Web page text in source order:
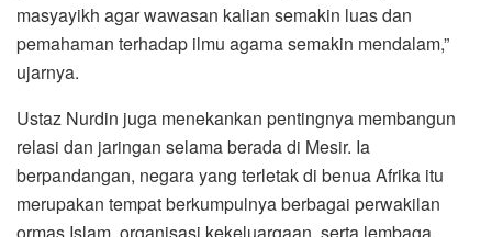
masyayikh agar wawasan kalian semakin luas dan
pemahaman terhadap ilmu agama semakin mendalam,”
ujarnya.
Ustaz Nurdin juga menekankan pentingnya membangun
relasi dan jaringan selama berada di Mesir. Ia
berpandangan, negara yang terletak di benua Afrika itu
merupakan tempat berkumpulnya berbagai perwakilan
ormas Islam, organisasi kekeluargaan, serta lembaga